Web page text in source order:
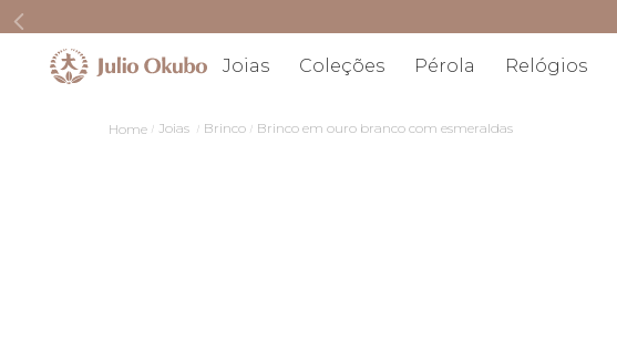
Joias Coleções Pérola Relógios
Joias Brinco Brinco em ouro branco com esmeraldas